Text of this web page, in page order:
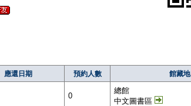
應還日期 預約人數 館藏地
0
總館
中文圖書區